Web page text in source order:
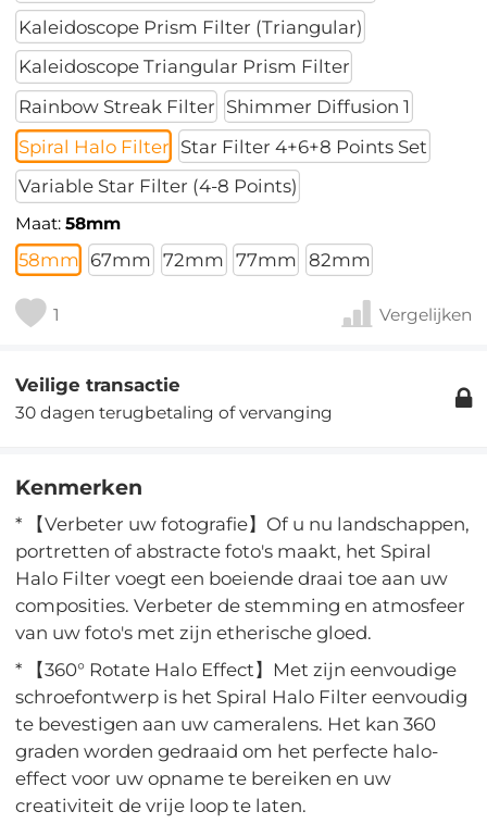
Kaleidoscope Prism Filter (Triangular)
Kaleidoscope Triangular Prism Filter
Rainbow Streak Filter Shimmer Diffusion 1
Spiral Halo Filter Star Filter 4+6+8 Points Set
Variable Star Filter (4-8 Points)
Maat:58mm
58mm 67mm 72mm 77mm 82mm
1 Vergelijken
Veilige transactie
30 dagen terugbetaling of vervanging
Kenmerken
* 【Verbeter uw fotografie】Of u nu landschappen,
portretten of abstracte foto's maakt, het Spiral
Halo Filter voegt een boeiende draai toe aan uw
composities. Verbeter de stemming en atmosfeer
van uw foto's met zijn etherische gloed.
* 【360° Rotate Halo Effect】Met zijn eenvoudige
schroefontwerp is het Spiral Halo Filter eenvoudig
te bevestigen aan uw cameralens. Het kan 360
graden worden gedraaid om het perfecte halo-
effect voor uw opname te bereiken en uw
creativiteit de vrije loop te laten.